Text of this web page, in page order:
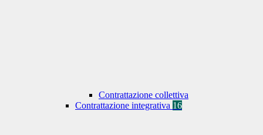
Contrattazione collettiva
Contrattazione integrativa 16